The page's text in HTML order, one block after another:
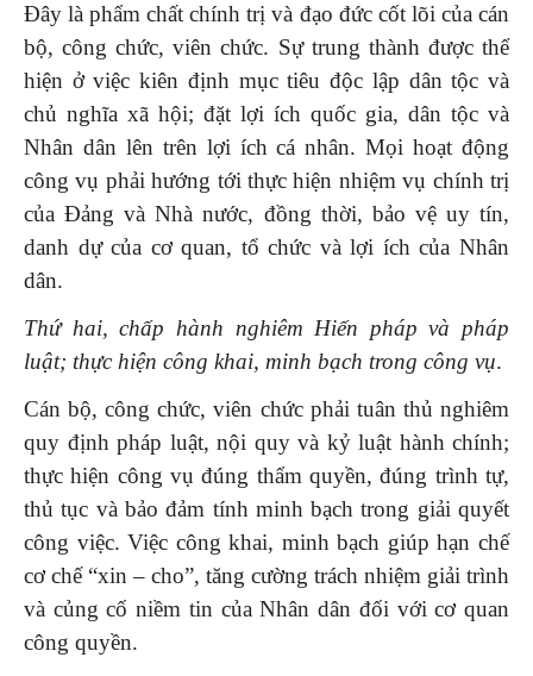
Đây là phẩm chất chính trị và đạo đức cốt lõi của cán
bộ, công chức, viên chức. Sự trung thành được thể
hiện ở việc kiên định mục tiêu độc lập dân tộc và
chủ nghĩa xã hội; đặt lợi ích quốc gia, dân tộc và
Nhân dân lên trên lợi ích cá nhân. Mọi hoạt động
công vụ phải hướng tới thực hiện nhiệm vụ chính trị
của Đảng và Nhà nước, đồng thời, bảo vệ uy tín,
danh dự của cơ quan, tổ chức và lợi ích của Nhân
dân.
Thứ hai, chấp hành nghiêm Hiến pháp và pháp
luật; thực hiện công khai, minh bạch trong công vụ.
Cán bộ, công chức, viên chức phải tuân thủ nghiêm
quy định pháp luật, nội quy và kỷ luật hành chính;
thực hiện công vụ đúng thẩm quyền, đúng trình tự,
thủ tục và bảo đảm tính minh bạch trong giải quyết
công việc. Việc công khai, minh bạch giúp hạn chế
cơ chế “xin – cho”, tăng cường trách nhiệm giải trình
và củng cố niềm tin của Nhân dân đối với cơ quan
công quyền.